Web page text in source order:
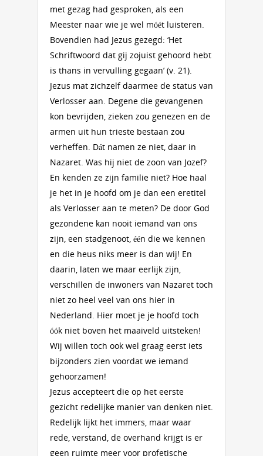
met gezag had gesproken, als een
Meester naar wie je wel móét luisteren.
Bovendien had Jezus gezegd: ‘Het
Schriftwoord dat gij zojuist gehoord hebt
is thans in vervulling gegaan’ (v. 21).
Jezus mat zichzelf daarmee de status van
Verlosser aan. Degene die gevangenen
kon bevrijden, zieken zou genezen en de
armen uit hun trieste bestaan zou
verheffen. Dát namen ze niet, daar in
Nazaret. Was hij niet de zoon van Jozef?
En kenden ze zijn familie niet? Hoe haal
je het in je hoofd om je dan een eretitel
als Verlosser aan te meten? De door God
gezondene kan nooit iemand van ons
zijn, een stadgenoot, één die we kennen
en die heus niks meer is dan wij! En
daarin, laten we maar eerlijk zijn,
verschillen de inwoners van Nazaret toch
niet zo heel veel van ons hier in
Nederland. Hier moet je je hoofd toch
óók niet boven het maaiveld uitsteken!
Wij willen toch ook wel graag eerst iets
bijzonders zien voordat we iemand
gehoorzamen!
Jezus accepteert die op het eerste
gezicht redelijke manier van denken niet.
Redelijk lijkt het immers, maar waar
rede, verstand, de overhand krijgt is er
geen ruimte meer voor profetische